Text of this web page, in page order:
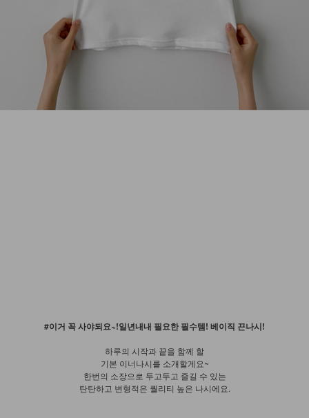
#이거 꼭 사야되요~!일년내내 필요한 필수템! 베이직 끈나시!
하루의 시작과 끝을 함께 할
기본 이너나시를 소개할게요~
한번의 소장으로 두고두고 즐길 수 있는
탄탄하고 변형적은 퀄리티 높은 나시에요.